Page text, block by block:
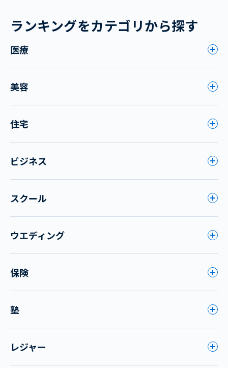
ランキングをカテゴリから探す
医療
美容
住宅
ビジネス
スクール
ウエディング
保険
塾
レジャー